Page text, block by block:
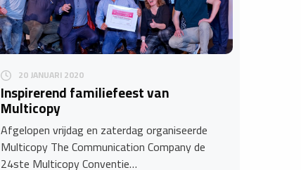
20 JANUARI 2020
Inspirerend familiefeest van
Multicopy
Afgelopen vrijdag en zaterdag organiseerde
Multicopy The Communication Company de
24ste Multicopy Conventie…